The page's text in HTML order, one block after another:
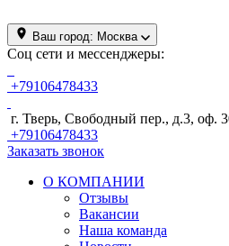
Ваш город: Москва
Соц сети и мессенджеры:
+79106478433
г. Тверь, Свободный пер., д.3, оф.
+79106478433
Заказать звонок
О КОМПАНИИ
Отзывы
Вакансии
Наша команда